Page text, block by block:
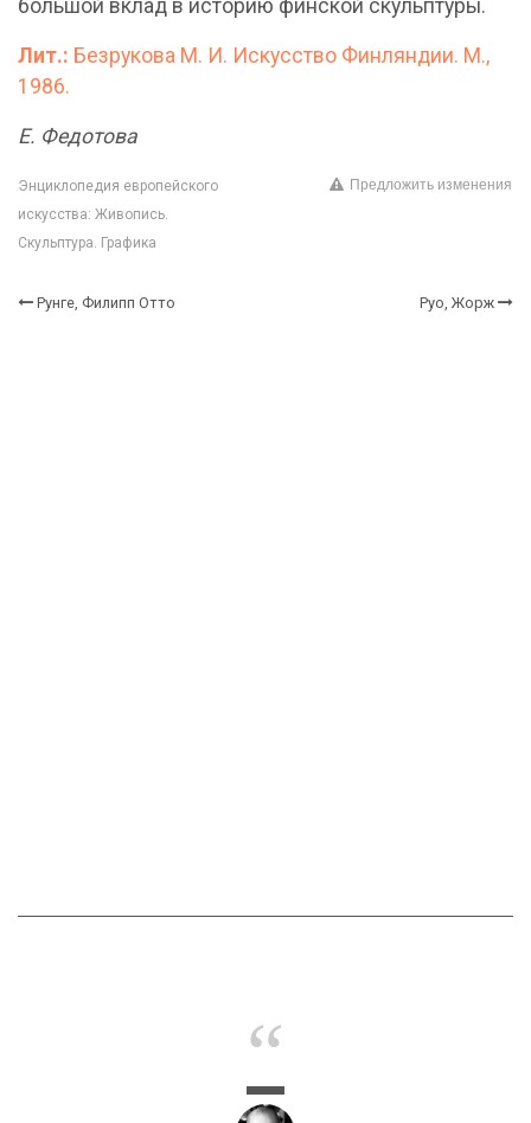
большой вклад в историю финской скульптуры.
Лит.: Безрукова М. И. Искусство Финляндии. М.,
1986.
Е. Федотова
Энциклопедия европейского
искусства: Живопись.
Скульптура. Графика
Предложить изменения
Рунге, Филипп Отто Руо, Жорж